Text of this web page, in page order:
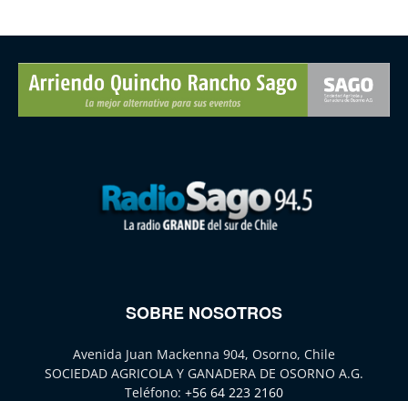
SOBRE NOSOTROS
Avenida Juan Mackenna 904, Osorno, Chile
SOCIEDAD AGRICOLA Y GANADERA DE OSORNO A.G.
Teléfono: +56 64 223 2160